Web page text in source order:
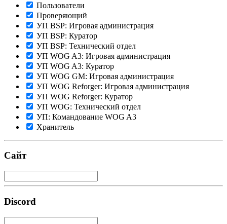
Пользователи
Проверяющий
УП BSP: Игровая администрация
УП BSP: Куратор
УП BSP: Технический отдел
УП WOG A3: Игровая администрация
УП WOG A3: Куратор
УП WOG GM: Игровая администрация
УП WOG Reforger: Игровая администрация
УП WOG Reforger: Куратор
УП WOG: Технический отдел
УП: Командование WOG A3
Хранитель
Сайт
Discord